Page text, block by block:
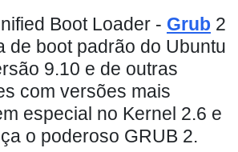
Boot Loader - Grub 2
de boot padrão do Ubuntu
9.10 e de outras
com versões mais
especial no Kernel 2.6 e
o poderoso GRUB 2.